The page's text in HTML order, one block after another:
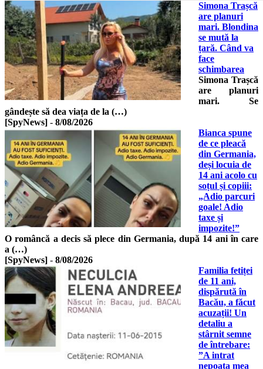
Simona Trașcă
are planuri
mari. Blondina
se mută la
țară. Când va
face
schimbarea
Simona Trașcă
are planuri
mari. Se
gândește să dea viața de la (…)
[SpyNews] - 8/08/2026
Bianca spune
de ce pleacă
din Germania,
deși locuia de
14 ani acolo cu
soțul și copiii:
„Adio parcuri
goale! Adio
taxe și
impozite!”
O româncă a decis să plece din Germania, după 14 ani în care
a (…)
[SpyNews] - 8/08/2026
Familia fetiței
de 11 ani,
dispărută în
Bacău, a făcut
acuzații! Un
detaliu a
stârnit semne
de întrebare:
”A intrat
nepoata mea